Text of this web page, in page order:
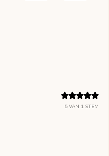
5 VAN 1 STEM